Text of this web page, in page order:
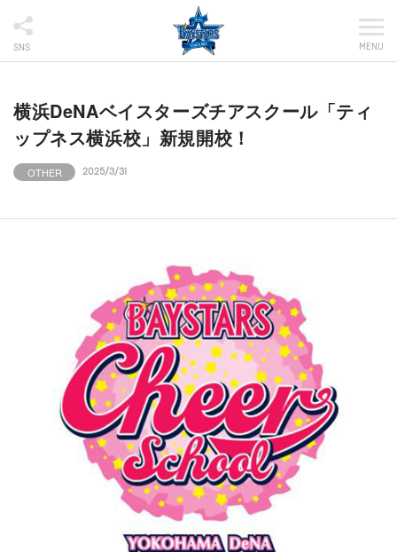
SNS MENU
横浜DeNAベイスターズチアスクール「ティ
ップネス横浜校」新規開校！
OTHER 2025/3/31